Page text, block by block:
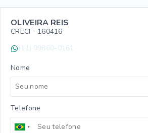
OLIVEIRA REIS
CRECI - 160416
(11) 99860-0161
Nome
Telefone